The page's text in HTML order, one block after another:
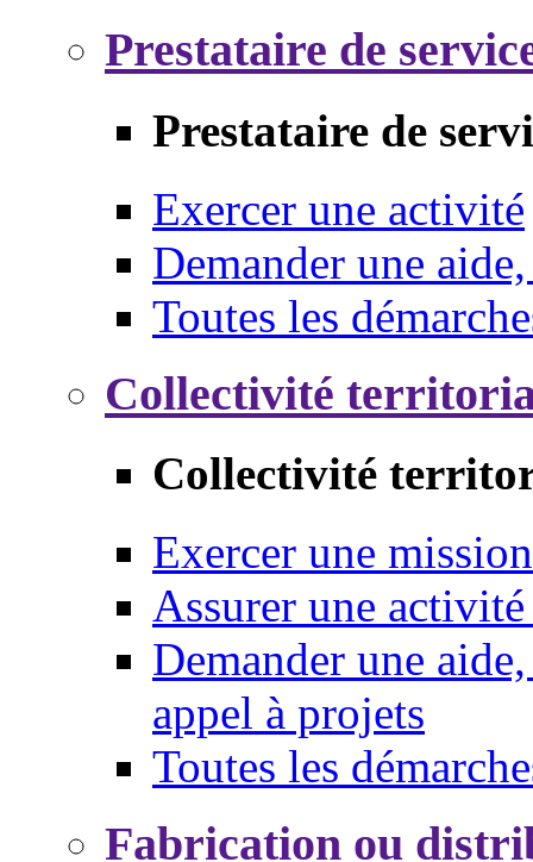
Prestataire de
Prestataire de
Exercer une activité
Demander une
Toutes les
Collectivité
Collectivité
Exercer une mission
Assurer une
Demander une
appel à projets
Toutes les
Fabrication ou